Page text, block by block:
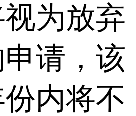
为放弃
请，该
内将不